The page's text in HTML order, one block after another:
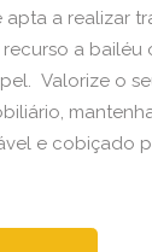
apta a realizar
a bailéu
Valorize o
e cobiçado